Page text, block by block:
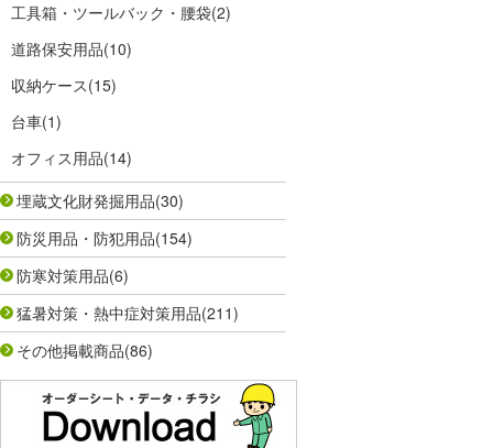
工具箱・ツールバック・腰袋(2)
道路保安用品(10)
収納ケース(15)
台車(1)
オフィス用品(14)
埋蔵文化財発掘用品(30)
防災用品・防犯用品(154)
防寒対策用品(6)
猛暑対策・熱中症対策用品(211)
その他掲載商品(86)